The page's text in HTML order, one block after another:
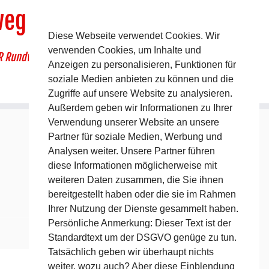
Rundwanderweg um Pommelsbrunn
Nächstes →
Diese Webseite verwendet Cookies. Wir
verwenden Cookies, um Inhalte und
Anzeigen zu personalisieren, Funktionen für
soziale Medien anbieten zu können und die
Zugriffe auf unsere Website zu analysieren.
Außerdem geben wir Informationen zu Ihrer
Verwendung unserer Website an unsere
Partner für soziale Medien, Werbung und
Analysen weiter. Unsere Partner führen
diese Informationen möglicherweise mit
weiteren Daten zusammen, die Sie ihnen
bereitgestellt haben oder die sie im Rahmen
Ihrer Nutzung der Dienste gesammelt haben.
Persönliche Anmerkung: Dieser Text ist der
Standardtext um der DSGVO genüge zu tun.
Tatsächlich geben wir überhaupt nichts
weiter, wozu auch? Aber diese Einblendung